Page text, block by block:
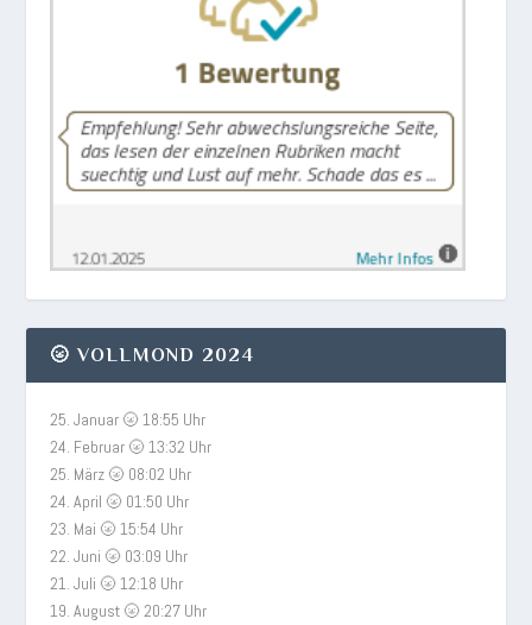
🌝 VOLLMOND 2024
25. Januar 🌝 18:55 Uhr
24. Februar 🌝 13:32 Uhr
25. März 🌝 08:02 Uhr
24. April 🌝 01:50 Uhr
23. Mai 🌝 15:54 Uhr
22. Juni 🌝 03:09 Uhr
21. Juli 🌝 12:18 Uhr
19. August 🌝 20:27 Uhr